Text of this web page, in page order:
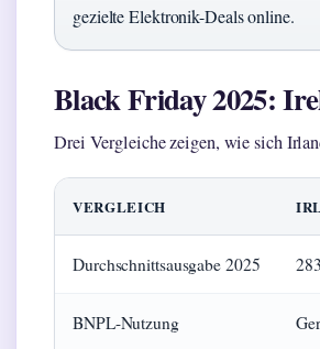
gezielte Elektronik-Deals online.
Black Friday 2025:
Drei Vergleiche zeigen, wie sich
VERGLEICH
Durchschnittsausgabe 2025
BNPL-Nutzung